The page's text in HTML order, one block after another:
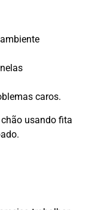
caros.
usando fita